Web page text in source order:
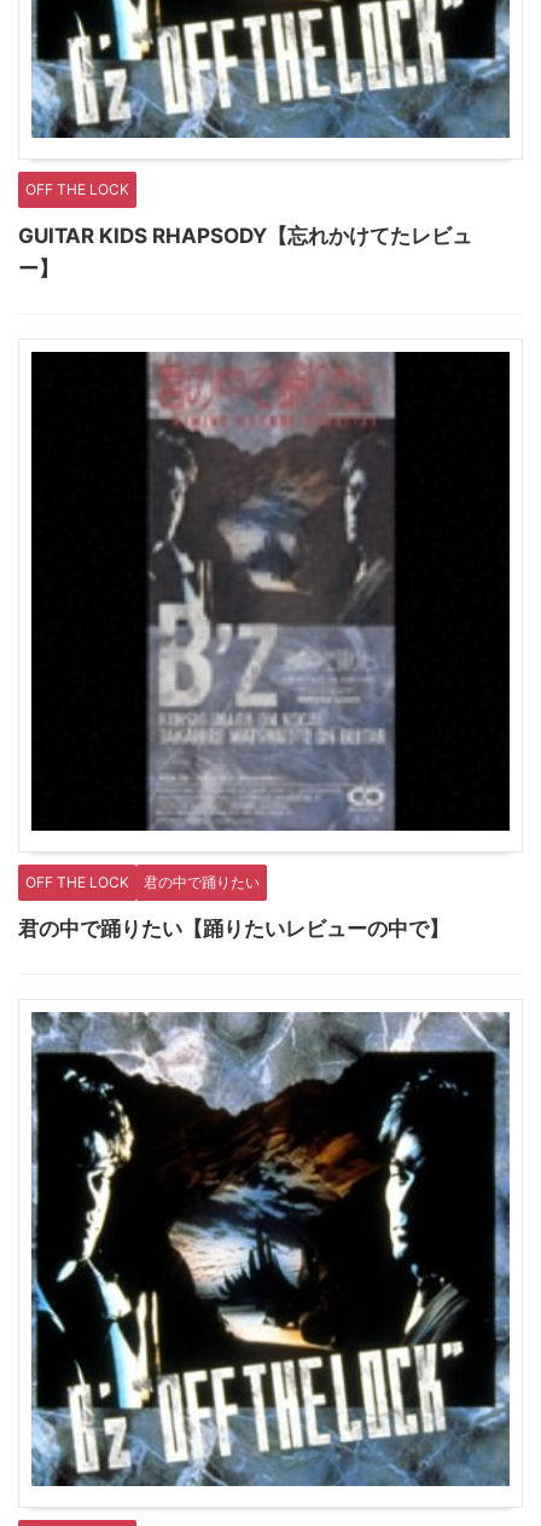
OFF THE LOCK
GUITAR KIDS RHAPSODY【忘れかけてたレビュ
ー】
OFF THE LOCK 君の中で踊りたい
君の中で踊りたい【踊りたいレビューの中で】